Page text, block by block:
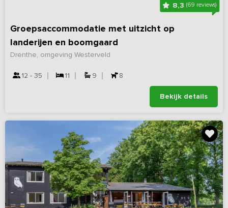
8,3 (69 reviews)
Groepsaccommodatie met uitzicht op
landerijen en boomgaard
Drenthe, omgeving Westerveld
12 - 35 11 9 8
Bekijk details